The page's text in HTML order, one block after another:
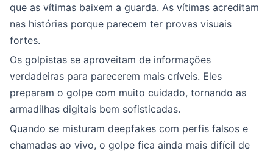
que as vítimas baixem a guarda. As vítimas acreditam
nas histórias porque parecem ter provas visuais
fortes.
Os golpistas se aproveitam de informações
verdadeiras para parecerem mais críveis. Eles
preparam o golpe com muito cuidado, tornando as
armadilhas digitais bem sofisticadas.
Quando se misturam deepfakes com perfis falsos e
chamadas ao vivo, o golpe fica ainda mais difícil de